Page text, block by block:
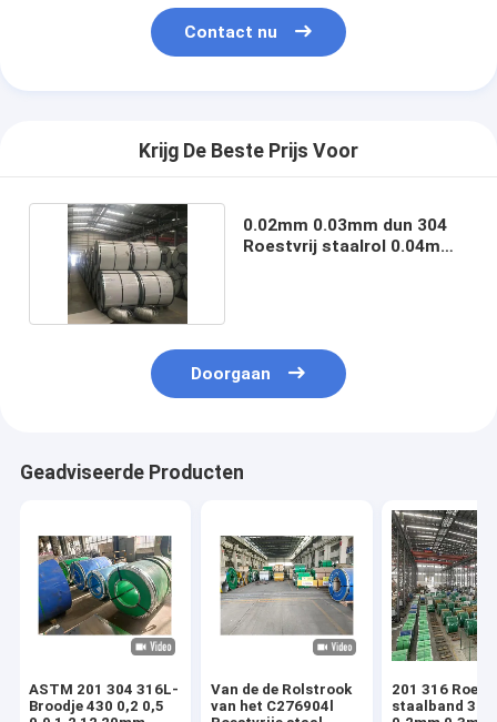
Contact nu
Krijg De Beste Prijs Voor
0.02mm 0.03mm dun 304
Roestvrij staalrol 0.04mm
Doorgaan
Geadviseerde Producten
ASTM 201 304 316L-
Broodje 430 0,2 0,5
Van de de Rolstrook
van het C276904l
201 316
staalband 304